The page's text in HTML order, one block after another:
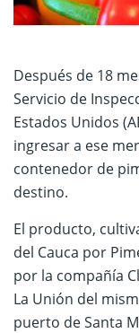
Después de 18
Servicio de
Estados Unidos
ingresar a ese
contenedor de
destino.
El producto,
del Cauca por
por la compañía
La Unión del
puerto de Santa